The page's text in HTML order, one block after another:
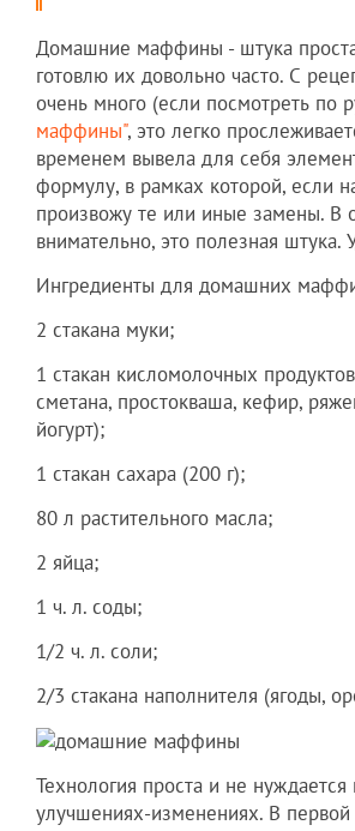
Домашние маффины - штука
готовлю их довольно часто. С
очень много (если посмотреть по
маффины", это легко
временем вывела для себя
формулу, в рамках которой, если
произвожу те или иные замены. В
внимательно, это полезная штука.
Ингредиенты для домашних
2 стакана муки;
1 стакан кисломолочных продуктов
сметана, простокваша, кефир,
йогурт);
1 стакан сахара (200 г);
80 л растительного масла;
2 яйца;
1 ч. л. соды;
1/2 ч. л. соли;
2/3 стакана наполнителя (ягоды,
Технология проста и не нуждается
улучшениях-изменениях. В